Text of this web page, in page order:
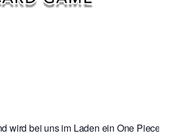
wird bei uns im Laden ein One Piece